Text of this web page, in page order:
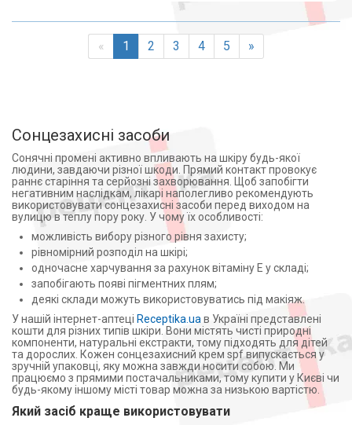
« 1 2 3 4 5 »
Сонцезахисні засоби
Сонячні промені активно впливають на шкіру будь-якої
людини, завдаючи різної шкоди. Прямий контакт провокує
раннє старіння та серйозні захворювання. Щоб запобігти
негативним наслідкам, лікарі наполегливо рекомендують
використовувати сонцезахисні засоби перед виходом на
вулицю в теплу пору року. У чому їх особливості:
можливість вибору різного рівня захисту;
рівномірний розподіл на шкірі;
одночасне харчування за рахунок вітаміну Е у складі;
запобігають появі пігментних плям;
деякі склади можуть використовуватись під макіяж.
У нашій інтернет-аптеці Receptika.uaв Україні представлені
кошти для різних типів шкіри. Вони містять чисті природні
компоненти, натуральні екстракти, тому підходять для дітей
та дорослих. Кожен сонцезахисний крем spf випускається у
зручній упаковці, яку можна завжди носити собою. Ми
працюємо з прямими постачальниками, тому купити у Києві чи
будь-якому іншому місті товар можна за низькою вартістю.
Який засіб краще використовувати